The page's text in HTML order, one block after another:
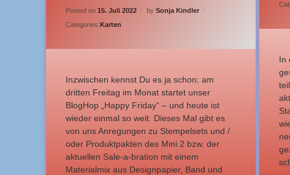
Posted on15. Juli 2022 bySonja Kindler
Categories:Karten
Inzwischen kennst Du es ja schon: am
dritten Freitag im Monat startet unser
BlogHop „Happy Friday“ – und heute ist
wieder einmal so weit. Dieses Mal gibt es
von uns Anregungen zu Stempelsets und /
oder Produktpakten des Mini 2 bzw. der
aktuellen Sale-a-bration mit einem
Materialmix aus Designpapier, Band und
In